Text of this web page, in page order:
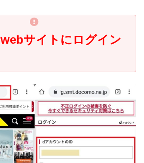
webサイトにログイン